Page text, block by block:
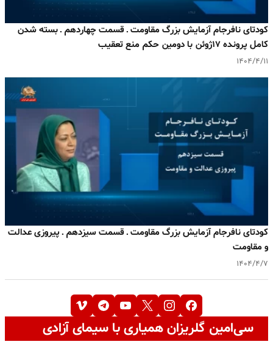
کودتای نافرجام آزمایش بزرگ مقاومت ـ قسمت چهاردهم ـ بسته شدن
کامل پرونده ۱۷ژوئن با دومین حکم منع تعقیب
۱۴۰۴/۴/۱۱
کودتای نافرجام آزمایش بزرگ مقاومت ـ قسمت سیزدهم ـ پیروزی عدالت
و مقاومت
۱۴۰۴/۴/۷
سی‌امین گلریزان همیاری با سیمای آزادی